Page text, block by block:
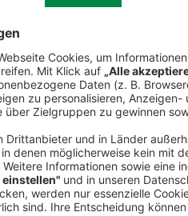
Sie Ihre Lieben im